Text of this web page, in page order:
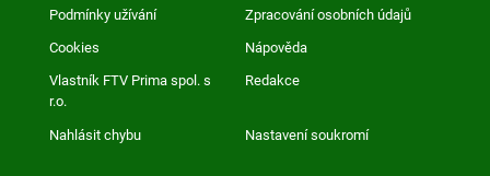
Podmínky užívání Zpracování osobních údajů
Cookies Nápověda
Vlastník FTV Prima spol. s
r.o.
Redakce
Nahlásit chybu Nastavení soukromí